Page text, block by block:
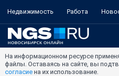
Недвижимость Работа
На информационном ресурсе
файлы. Оставаясь на сайте, вы
согласие на их использование.